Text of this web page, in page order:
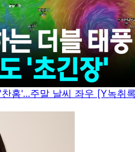
홈'...주말 날씨 좌우 [Y녹취